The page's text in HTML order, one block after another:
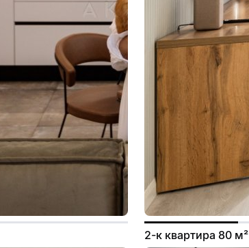
2-к квартира 80 м²